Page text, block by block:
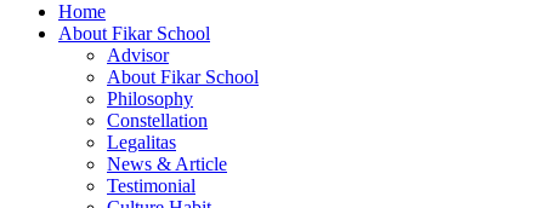
Home
About Fikar School
Advisor
About Fikar School
Philosophy
Constellation
Legalitas
News & Article
Testimonial